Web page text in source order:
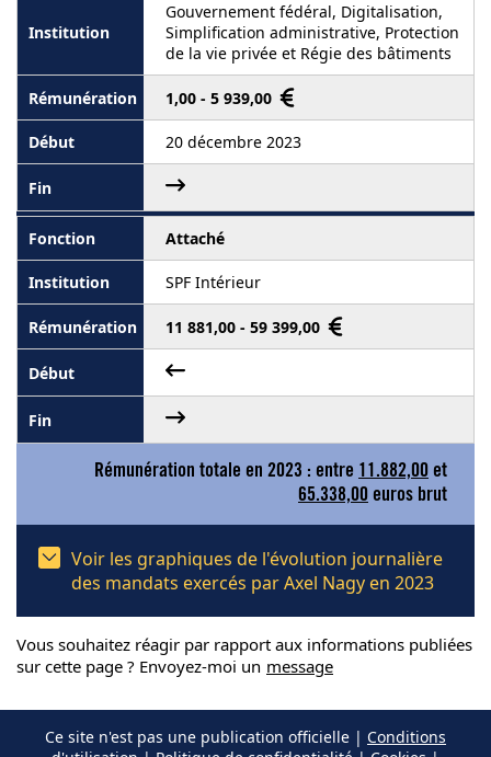
Gouvernement fédéral, Digitalisation,
Simplification administrative, Protection
de la vie privée et Régie des bâtiments
1,00 - 5 939,00
20 décembre 2023
Attaché
SPF Intérieur
11 881,00 - 59 399,00
Rémunération totale en 2023 : entre 11.882,00 et
65.338,00 euros brut
Voir les graphiques de l'évolution journalière
des mandats exercés par Axel Nagy en 2023
Vous souhaitez réagir par rapport aux informations publiées
sur cette page ? Envoyez-moi un message
Ce site n'est pas une publication officielle | Conditions